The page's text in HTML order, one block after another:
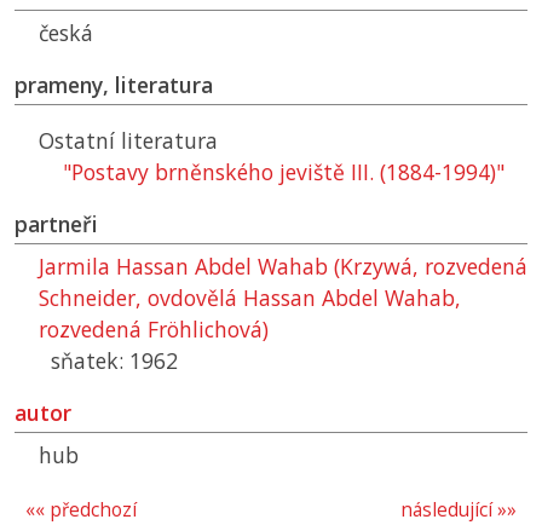
česká
prameny, literatura
Ostatní literatura
"Postavy brněnského jeviště III. (1884-1994)"
partneři
Jarmila Hassan Abdel Wahab (Krzywá, rozvedená
Schneider, ovdovělá Hassan Abdel Wahab,
rozvedená Fröhlichová)
sňatek: 1962
autor
hub
následující »»
«« předchozí